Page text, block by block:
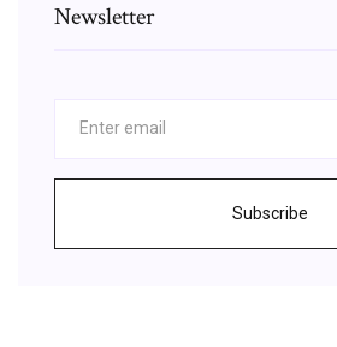
Newsletter
Subscribe